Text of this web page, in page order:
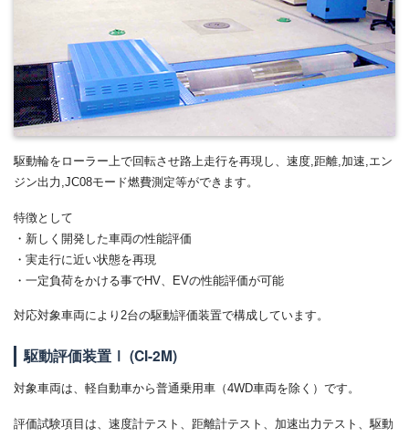
駆動輪をローラー上で回転させ路上走行を再現し、速度,距離,加速,エン
ジン出力,JC08モード燃費測定等ができます。
特徴として
・新しく開発した車両の性能評価
・実走行に近い状態を再現
・一定負荷をかける事でHV、EVの性能評価が可能
対応対象車両により2台の駆動評価装置で構成しています。
駆動評価装置Ⅰ (CI-2M)
対象車両は、軽自動車から普通乗用車（4WD車両を除く）です。
評価試験項目は、速度計テスト、距離計テスト、加速出力テスト、駆動